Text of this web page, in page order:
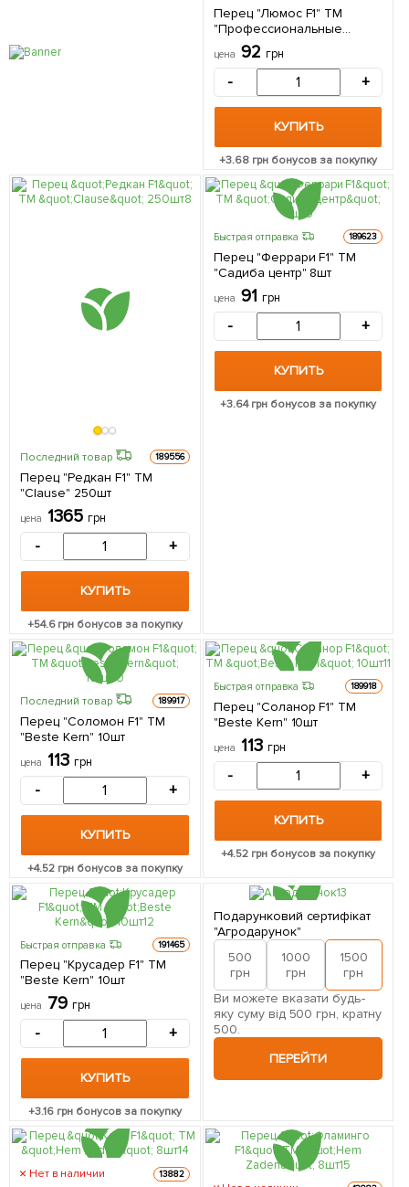
Перец "Люмос F1" ТМ
"Профессиональные
семена" 8шт
цена 92 грн
- +
КУПИТЬ
+3.68 грн бонусов за покупку
Последний товар 189556
Перец "Редкан F1" ТМ
"Clause" 250шт
цена 1365 грн
- +
КУПИТЬ
+54.6грн бонусов за покупку
Быстрая отправка 189623
Перец "Феррари F1" ТМ
"Садиба центр" 8шт
цена 91 грн
- +
КУПИТЬ
+3.64грн бонусов за покупку
Последний товар 189917
Перец "Соломон F1" ТМ
"Beste Kern" 10шт
цена 113 грн
- +
КУПИТЬ
+4.52 грн бонусов за покупку
Быстрая отправка 189918
Перец "Соланор F1" ТМ
"Beste Kern" 10шт
цена 113 грн
- +
КУПИТЬ
+4.52грн бонусов за покупку
Быстрая отправка 191465
Перец "Крусадер F1" ТМ
"Beste Kern" 10шт
цена 79 грн
- +
КУПИТЬ
+3.16 грн бонусов за покупку
Подарунковий сертифікат
"Агродарунок"
500
грн
1000
грн
1500
грн
Ви можете вказати будь-
яку суму від 500 грн, кратну
500.
ПЕРЕЙТИ
Нет в наличии 13882